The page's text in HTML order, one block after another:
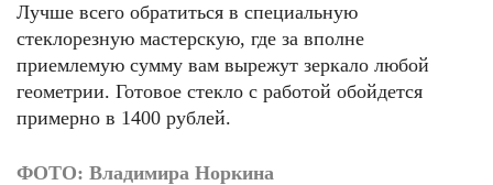
Лучше всего обратиться в специальную
стеклорезную мастерскую, где за вполне
приемлемую сумму вам вырежут зеркало любой
геометрии. Готовое стекло с работой обойдется
примерно в 1400 рублей.
ФОТО: Владимира Норкина